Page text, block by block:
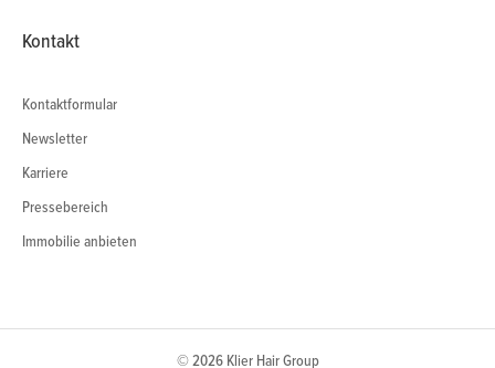
Kontakt
Kontaktformular
Newsletter
Karriere
Pressebereich
Immobilie anbieten
© 2026 Klier Hair Group